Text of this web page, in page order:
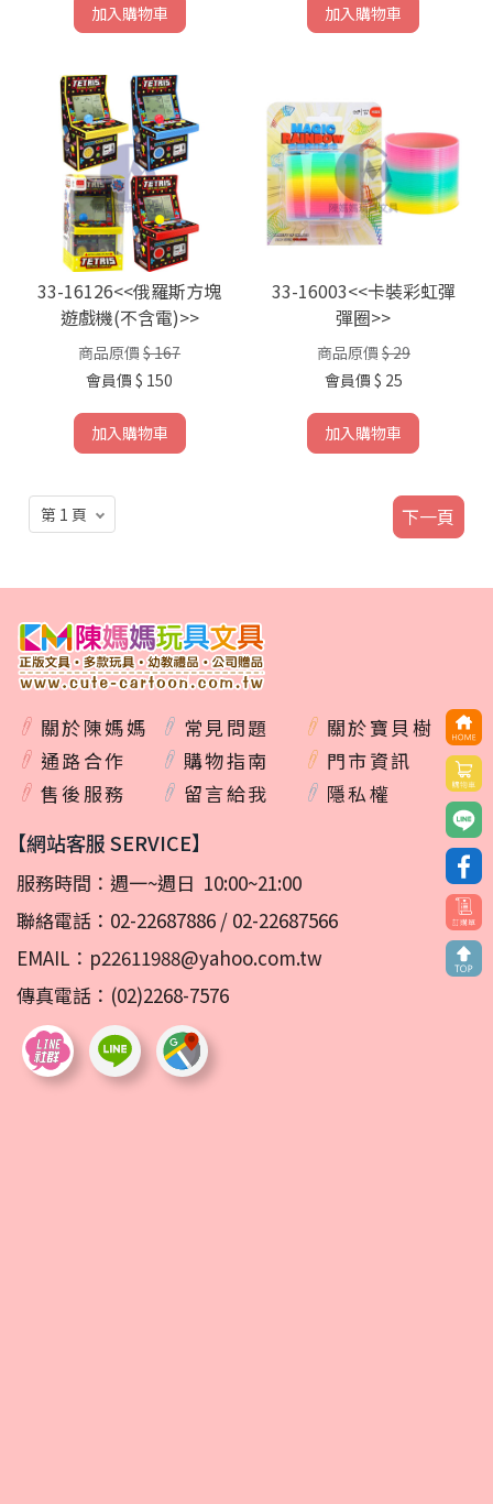
加入購物車 加入購物車
33-16126<<俄羅斯方塊
遊戲機(不含電)>>
商品原價 $ 167
會員價 $ 150
加入購物車
33-16003<<卡裝彩虹彈
彈圈>>
商品原價 $ 29
會員價 $ 25
加入購物車
下一頁
關於陳媽媽 常見問題
關於寶貝樹
通路合作
購物指南
門市資訊
售後服務
留言給我 隱私權
【網站客服 SERVICE】
服務時間：週一~週日 10:00~21:00
聯絡電話： 02-22687886 / 02-22687566
EMAIL： p22611988@yahoo.com.tw
傳真電話：(02)2268-7576